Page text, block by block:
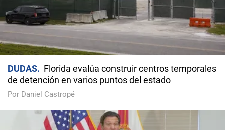
DUDAS
Florida evalúa construir centros temporales
de detención en varios puntos del estado
Por Daniel Castropé